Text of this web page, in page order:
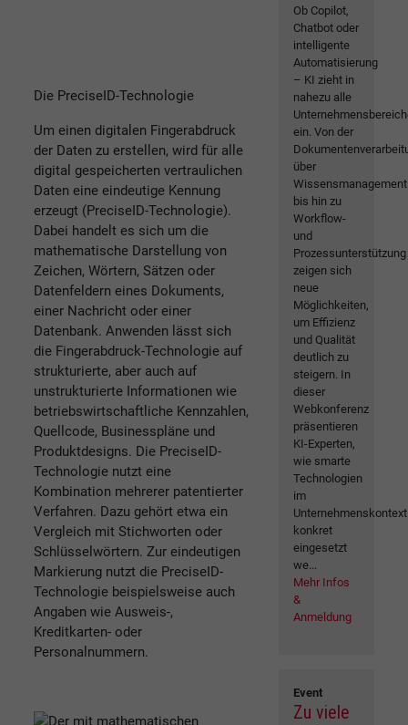
Die PreciseID-Technologie
Um einen digitalen Fingerabdruck
der Daten zu erstellen, wird für alle
digital gespeicherten vertraulichen
Daten eine eindeutige Kennung
erzeugt (PreciseID-Technologie).
Dabei handelt es sich um die
mathematische Darstellung von
Zeichen, Wörtern, Sätzen oder
Datenfeldern eines Dokuments,
einer Nachricht oder einer
Datenbank. Anwenden lässt sich
die Fingerabdruck-Technologie auf
strukturierte, aber auch auf
unstrukturierte Informationen wie
betriebswirtschaftliche Kennzahlen,
Quellcode, Businesspläne und
Produktdesigns. Die PreciseID-
Technologie nutzt eine
Kombination mehrerer patentierter
Verfahren. Dazu gehört etwa ein
Vergleich mit Stichworten oder
Schlüsselwörtern. Zur eindeutigen
Markierung nutzt die PreciseID-
Technologie beispielsweise auch
Angaben wie Ausweis-,
Kreditkarten- oder
Personalnummern.
Ob Copilot,
Chatbot oder
intelligente
Automatisierung
– KI zieht in
nahezu alle
ein. Von der
über
Wissensmanagement
bis hin zu
Workflow-
und
Prozessunterstützung
zeigen sich
neue
Möglichkeiten,
um Effizienz
und Qualität
deutlich zu
steigern. In
dieser
Webkonferenz
präsentieren
KI-Experten,
wie smarte
Technologien
im
Unternehmenskontext
konkret
eingesetzt
we...
Mehr Infos
&
Anmeldung
Event
Zu viele